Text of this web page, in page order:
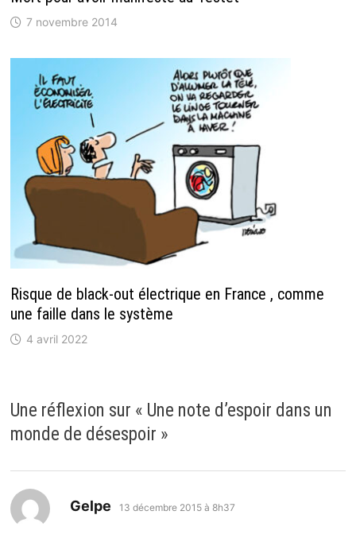
7 novembre 2014
Risque de black-out électrique en France , comme
une faille dans le système
4 avril 2022
Une réflexion sur « Une note d’espoir dans un
monde de désespoir »
Gelpe dit :
13 décembre 2015 à 8h37